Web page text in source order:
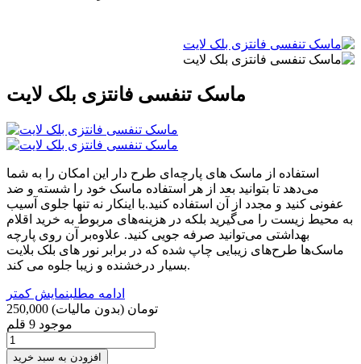
ماسک تنفسی فانتزی بلک لایت
استفاده از ماسک های پارچه‌ای طرح دار این امکان را به شما
می‌دهد تا بتوانید بعد از هر استفاده ماسک خود را شسته و ضد
عفونی کنید و مجدد از آن استفاده کنید.با اینکار نه تنها جلوی آسیب
به محیط زیست را می‌گیرید بلکه در هزینه‌های مربوط به خرید اقلام
بهداشتی می‌توانید صرفه جویی کنید. علاوه‌بر آن روی پارچه
ماسک‌ها طرح‌های زیبایی چاپ شده که در برابر نور های بلک بلایت
بسیار درخشنده و زیبا جلوه می کند.
ادامه مطلبنمایش کمتر
250,000 تومان (بدون مالیات)
موجود 9 قلم
افزودن به سبد خرید